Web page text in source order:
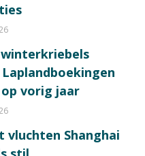
vorig jaar
vluchten Shanghai